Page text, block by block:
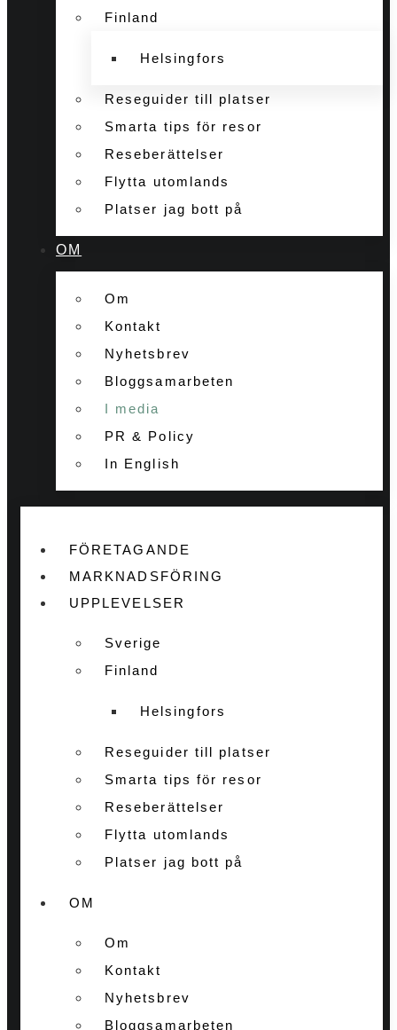
Finland
Helsingfors
Reseguider till platser
Smarta tips för resor
Reseberättelser
Flytta utomlands
Platser jag bott på
OM
Om
Kontakt
Nyhetsbrev
Bloggsamarbeten
I media
PR & Policy
In English
FÖRETAGANDE
MARKNADSFÖRING
UPPLEVELSER
Sverige
Finland
Helsingfors
Reseguider till platser
Smarta tips för resor
Reseberättelser
Flytta utomlands
Platser jag bott på
OM
Om
Kontakt
Nyhetsbrev
Bloggsamarbeten